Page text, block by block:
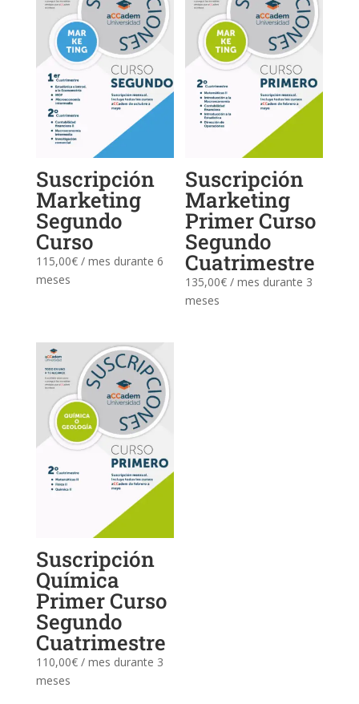
Suscripción
Marketing
Segundo
Curso
115,00€ / mes durante 6
meses
Suscripción
Marketing
Primer Curso
Segundo
Cuatrimestre
135,00€ / mes durante 3
meses
Suscripción
Química
Primer Curso
Segundo
Cuatrimestre
110,00€ / mes durante 3
meses